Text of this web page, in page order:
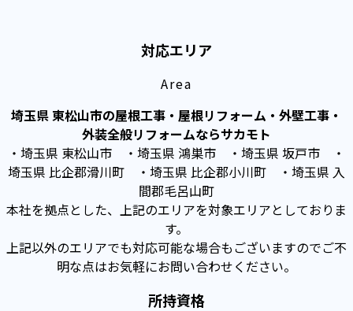
対応エリア
Area
埼玉県 東松山市の屋根工事・屋根リフォーム・外壁工事・
外装全般リフォームならサカモト
・埼玉県 東松山市 ・埼玉県 鴻巣市 ・埼玉県 坂戸市 ・
埼玉県 比企郡滑川町 ・埼玉県 比企郡小川町 ・埼玉県 入
間郡毛呂山町
本社を拠点とした、上記のエリアを対象エリアとしておりま
す。
上記以外のエリアでも対応可能な場合もございますのでご不
明な点はお気軽にお問い合わせください。
所持資格